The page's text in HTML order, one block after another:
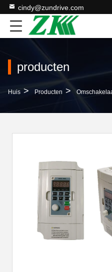
cindy@zundrive.com
producten
Huis > Producten > Omschakelaar